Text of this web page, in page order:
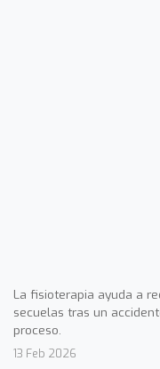
La fisioterapia ayuda a
secuelas tras un
proceso.
13 Feb 2026